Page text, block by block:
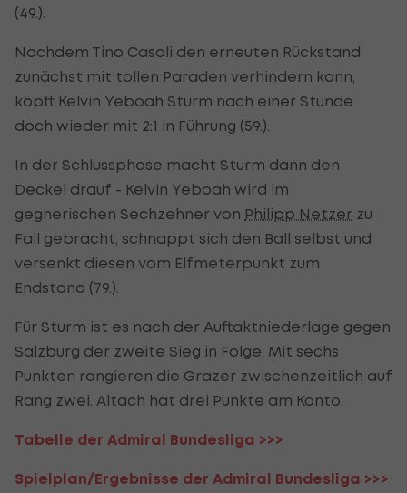
(49.).
Nachdem Tino Casali den erneuten Rückstand
zunächst mit tollen Paraden verhindern kann,
köpft Kelvin Yeboah Sturm nach einer Stunde
doch wieder mit 2:1 in Führung (59.).
In der Schlussphase macht Sturm dann den
Deckel drauf - Kelvin Yeboah wird im
gegnerischen Sechzehner von Philipp Netzer zu
Fall gebracht, schnappt sich den Ball selbst und
versenkt diesen vom Elfmeterpunkt zum
Endstand (79.).
Für Sturm ist es nach der Auftaktniederlage gegen
Salzburg der zweite Sieg in Folge. Mit sechs
Punkten rangieren die Grazer zwischenzeitlich auf
Rang zwei. Altach hat drei Punkte am Konto.
Tabelle der Admiral Bundesliga >>>
Spielplan/Ergebnisse der Admiral Bundesliga >>>